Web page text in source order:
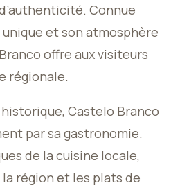
Connue
et son atmosphère
offre aux visiteurs
régionale.
Castelo Branco
par sa gastronomie.
de la cuisine locale,
région et les plats de